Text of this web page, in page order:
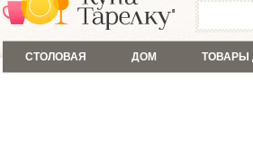
СТОЛОВАЯ ДОМ ТОВАРЫ